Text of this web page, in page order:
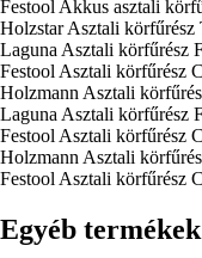
Festool Akkus asztali
Holzstar Asztali
Laguna Asztali körfűrész
Festool Asztali körfűrész
Holzmann Asztali
Laguna Asztali körfűrész
Festool Asztali körfűrész
Holzmann Asztali
Festool Asztali körfűrész
Egyéb termékek